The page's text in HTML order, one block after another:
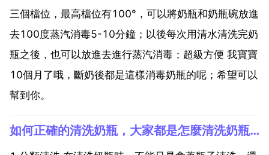
三個檔位，最高檔位有100°，可以將奶瓶和奶瓶碗放進
去100度蒸汽消毒5-10分鐘；以後每次用清水清洗完奶
瓶之後，也可以放進去進行蒸汽消毒；超級方便 我寶寶
10個月了哦，斷奶後都是這樣消毒奶瓶的呢；希望可以
幫到你。
如何正確的清洗奶瓶，大家都是怎麼清洗奶瓶的